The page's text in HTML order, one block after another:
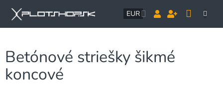
obsah
EUR
Betónové striešky šikmé
koncové